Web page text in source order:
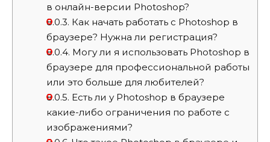
в онлайн-версии Photoshop?
8.0.3. Как начать работать с Photoshop в
браузере? Нужна ли регистрация?
8.0.4. Могу ли я использовать Photoshop в
браузере для профессиональной работы
или это больше для любителей?
8.0.5. Есть ли у Photoshop в браузере
какие-либо ограничения по работе с
изображениями?